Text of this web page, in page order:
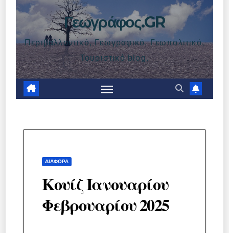
Γεωγράφος.GR
Περιβαλλοντικό, Γεωγραφικό, Γεωπολιτικό,
Τουριστικό blog.
ΔΙΆΦΟΡΑ
Κουίζ Ιανουαρίου
Φεβρουαρίου 2025